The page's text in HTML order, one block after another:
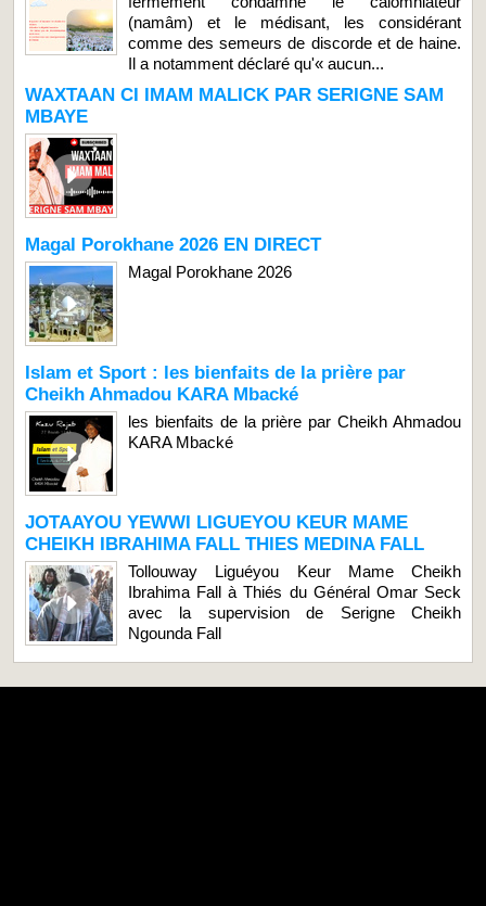
(namâm) et le médisant, les considérant
comme des semeurs de discorde et de haine.
Il a notamment déclaré qu'« aucun...
WAXTAAN CI IMAM MALICK PAR SERIGNE SAM
MBAYE
Magal Porokhane 2026 EN DIRECT
Magal Porokhane 2026
Islam et Sport : les bienfaits de la prière par
Cheikh Ahmadou KARA Mbacké
les bienfaits de la prière par Cheikh Ahmadou
KARA Mbacké
JOTAAYOU YEWWI LIGUEYOU KEUR MAME
CHEIKH IBRAHIMA FALL THIES MEDINA FALL
Tollouway Liguéyou Keur Mame Cheikh
Ibrahima Fall à Thiés du Général Omar Seck
avec la supervision de Serigne Cheikh
Ngounda Fall